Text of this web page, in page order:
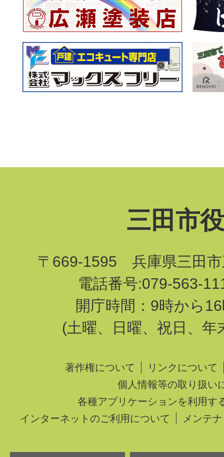
三田市
〒669-1595 兵庫県三田市
電話番号:079-563-
開庁時間：9時から
(土曜、日曜、祝日、年
著作権について
リンクについて
個人情報等の取り扱い
各種アプリケーションを利用す
インターネットのご利用について
メンテ